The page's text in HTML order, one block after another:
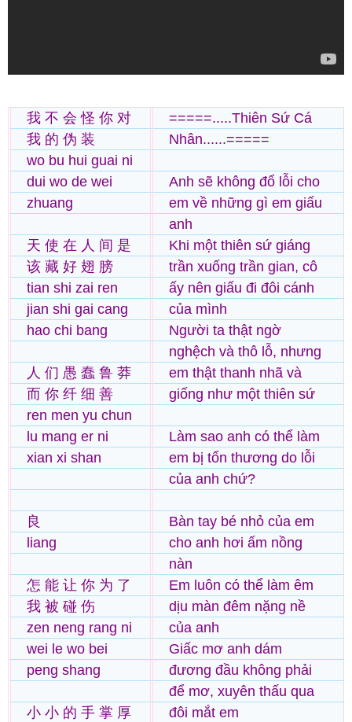
我 不 会 怪 你 对
我 的 伪 装
wo bu hui guai ni
dui wo de wei
zhuang
天 使 在 人 间 是
该 藏 好 翅 膀
tian shi zai ren
jian shi gai cang
hao chi bang
人 们 愚 蠢 鲁 莽
而 你 纤 细 善
ren men yu chun
lu mang er ni
xian xi shan
良
liang
怎 能 让 你 为 了
我 被 碰 伤
zen neng rang ni
wei le wo bei
peng shang
小 小 的 手 掌 厚
=====.....Thiên Sứ Cá
Nhân......=====
Anh sẽ không đổ lỗi cho
em về những gì em giấu
anh
Khi một thiên sứ giáng
trần xuống trần gian, cô
ấy nên giấu đi đôi cánh
của mình
Người ta thật ngờ
nghệch và thô lỗ, nhưng
em thật thanh nhã và
giống như một thiên sứ
Làm sao anh có thể làm
em bị tổn thương do lỗi
của anh chứ?
Bàn tay bé nhỏ của em
cho anh hơi ấm nồng
nàn
Em luôn có thể làm êm
dịu màn đêm nặng nề
của anh
Giấc mơ anh dám
đương đầu không phải
để mơ, xuyên thấu qua
đôi mắt em